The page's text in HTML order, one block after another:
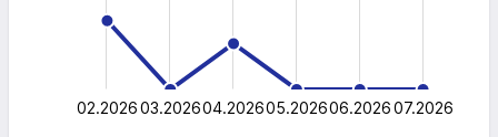
L
02.202603.202604.202605.202606.202607.2026